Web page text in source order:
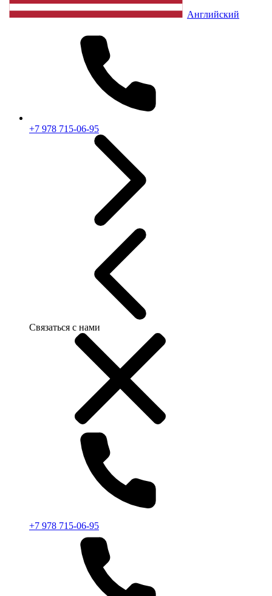
Английский
+7 978 715-06-95
Связаться с нами
+7 978 715-06-95